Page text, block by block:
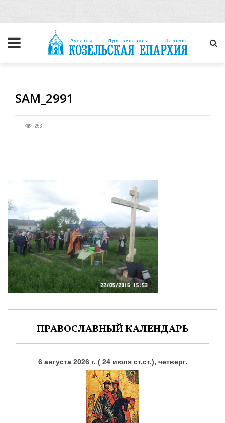
SAM_2991
253
ПРАВОСЛАВНЫЙ КАЛЕНДАРЬ
6 августа 2026 г. ( 24 июля ст.ст.), четверг.